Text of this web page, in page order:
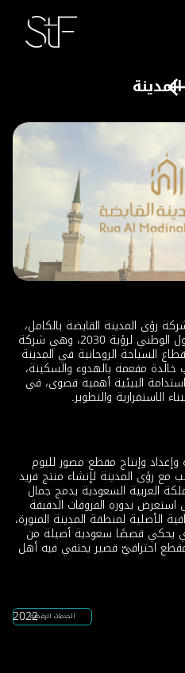
رؤى المدينة القابضة بالكامل،
والتي تم دمجها لقيادة برنامج التحول الوطني لرؤية 2030، وهي شركة
السياحة الروحانية في المدينة
خالدة مفعمة بالهدوء والسكينة،
البيئية أهمية قصوى، في
الاستمرارية والتطوير.
وإنتاج مقطع مصور لليوم
جنبًا إلى جنب مع رؤى المدينة لإنشاء منتج فريد
العربية السعودية يدمج جمال
بدوره الفروقات الدقيقة
الأصلية لمنطقة المدينة المنورة،
يحكي قصصًا سعودية أصيلة من
احترافيّ قصير يحتفي فيه أهل
الخدمات الرقمية2022